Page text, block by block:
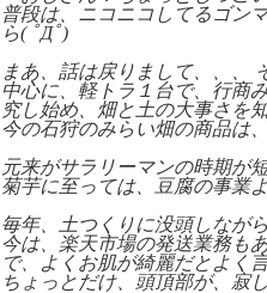
普段は、ニコニコしてるゴン
ら( ﾟДﾟ)
まあ、話は戻りまして、、、
中心に、軽トラ１台で、行商
究し始め、畑と土の大事さを
今の石狩のみらい畑の商品は
元来がサラリーマンの時期が
菊芋に至っては、豆腐の事業
毎年、土つくりに没頭しなが
今は、楽天市場の発送業務も
で、よくお肌が綺麗だとよく
ちょっとだけ、頭頂部が、寂